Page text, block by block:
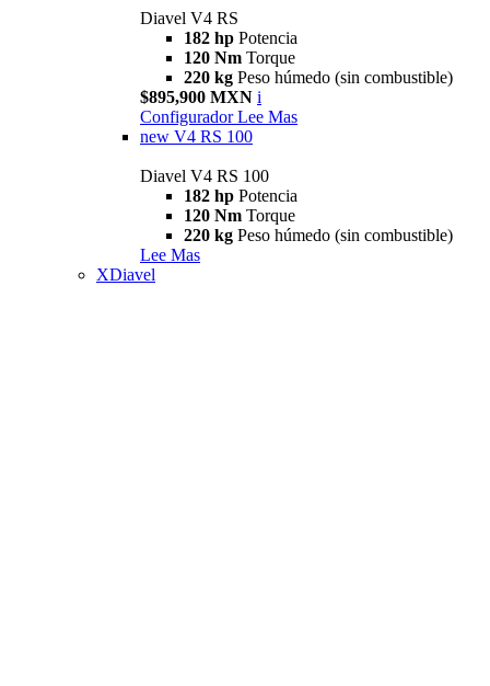
Diavel V4 RS
182 hp Potencia
120 Nm Torque
220 kg Peso húmedo (sin combustible)
$895,900 MXN i
Configurador Lee Mas
new V4 RS 100
Diavel V4 RS 100
182 hp Potencia
120 Nm Torque
220 kg Peso húmedo (sin combustible)
Lee Mas
XDiavel